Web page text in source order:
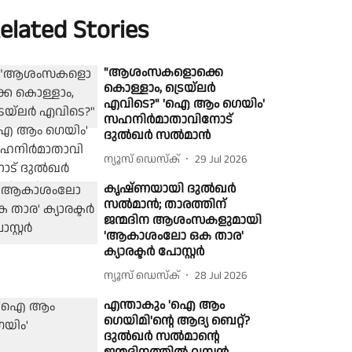
Stories
"ആശംസകളൊക്കെ
കൊള്ളാം, ട്രെയ്‌ലർ
എവിടെ?" 'ഐ ആം ഗെയിം'
സഹനിർമാതാവിനോട്
ദുൽഖർ സൽമാൻ
ന്യൂസ് ഡെസ്ക് 29 Jul 2026
കൃഷ്ണയായി ദുൽഖർ
സൽമാൻ; താരത്തിന്
ജന്മദിന ആശംസകളുമായി
'ആകാശംലോ ഒക താര'
ക്യാരക്ടർ പോസ്റ്റർ
ന്യൂസ് ഡെസ്ക് 28 Jul 2026
എന്താകും 'ഐ ആം
ഗെയിമി'ന്റെ ആദ്യ ബെറ്റ്?
ദുൽഖർ സൽമാന്റെ